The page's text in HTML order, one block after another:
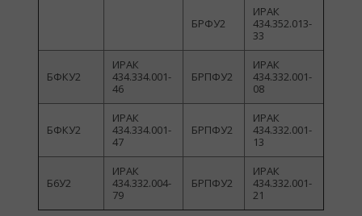
БРФУ2
ИРАК
434.352.013-
33
БФКУ2
ИРАК
434.334.001-
46
БРПФУ2
ИРАК
434.332.001-
08
БФКУ2
ИРАК
434.334.001-
47
БРПФУ2
ИРАК
434.332.001-
13
Б6У2
ИРАК
434.332.004-
79
БРПФУ2
ИРАК
434.332.001-
21